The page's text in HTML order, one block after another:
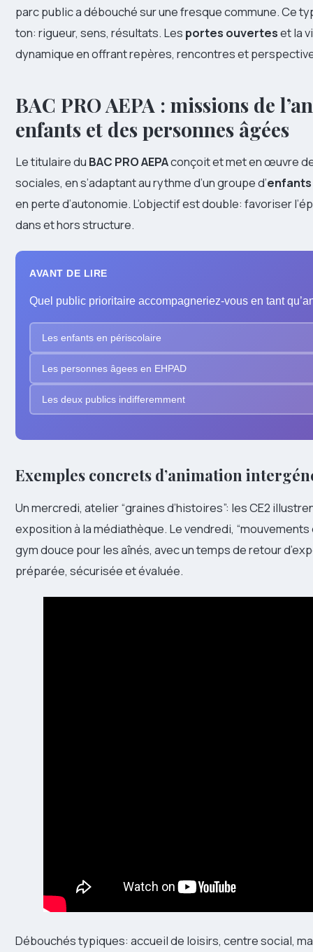
parc public a débouché sur une fresque commune. Ce
ton: rigueur, sens, résultats. Les portes ouverteset la
dynamique en offrant repères, rencontres et
BAC PRO AEPA : missions de
enfants et des personnes âgées
Le titulaire du BAC PRO AEPAconçoit et met en œuvre
sociales, en s’adaptant au rythme d’un groupe d’enfants
en perte d’autonomie. L’objectif est double: favoriser
dans et hors structure.
AVANT DE LIRE
Quel public prioritaire accompagneriez-vous en tant
Les enfants en périscolaire
Les personnes âgees en EHPAD
Les deux publics indifferemment
Exemples concrets d’animation
Un mercredi, atelier “graines d’histoires”: les CE2
exposition à la médiathèque. Le vendredi,
gym douce pour les aînés, avec un temps de retour
préparée, sécurisée et évaluée.
Débouchés typiques: accueil de loisirs, centre social,